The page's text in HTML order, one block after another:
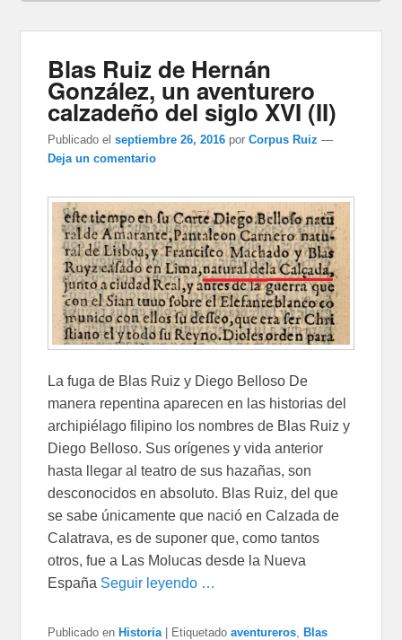
Blas Ruiz de Hernán
González, un aventurero
calzadeño del siglo XVI (II)
Publicado el septiembre 26, 2016 porCorpus Ruiz —
Deja un comentario
La fuga de Blas Ruiz y Diego Belloso De
manera repentina aparecen en las historias del
archipiélago filipino los nombres de Blas Ruiz y
Diego Belloso. Sus orígenes y vida anterior
hasta llegar al teatro de sus hazañas, son
desconocidos en absoluto. Blas Ruiz, del que
se sabe únicamente que nació en Calzada de
Calatrava, es de suponer que, como tantos
otros, fue a Las Molucas desde la Nueva
España Seguir leyendo …
Publicado en Historia Etiquetado aventureros
Blas